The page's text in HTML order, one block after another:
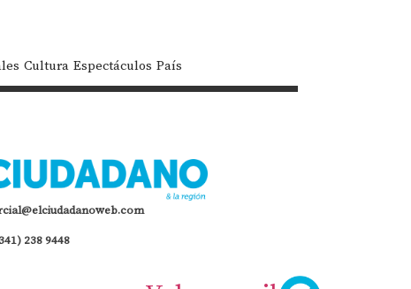
Cultura Espectáculos País
238 9448